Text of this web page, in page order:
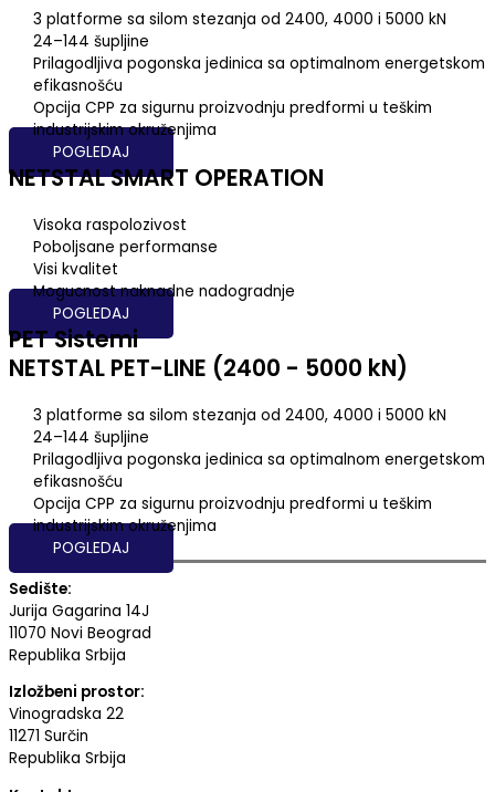
3 platforme sa silom stezanja od 2400, 4000 i 5000 kN
24–144 šupljine
Prilagodljiva pogonska jedinica sa optimalnom energetskom
efikasnošću
Opcija CPP za sigurnu proizvodnju predformi u teškim
industrijskim okruženjima
POGLEDAJ
NETSTAL SMART OPERATION
Visoka raspolozivost
Poboljsane performanse
Visi kvalitet
Mogucnost naknadne nadogradnje
POGLEDAJ
PET Sistemi
NETSTAL PET-LINE (2400 - 5000 kN)
3 platforme sa silom stezanja od 2400, 4000 i 5000 kN
24–144 šupljine
Prilagodljiva pogonska jedinica sa optimalnom energetskom
efikasnošću
Opcija CPP za sigurnu proizvodnju predformi u teškim
industrijskim okruženjima
POGLEDAJ
Sedište:
Jurija Gagarina 14J
11070 Novi Beograd
Republika Srbija
Izložbeni prostor:
Vinogradska 22
11271 Surčin
Republika Srbija